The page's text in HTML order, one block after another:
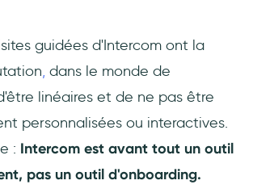
guidées d'Intercom ont la
, dans le monde de
linéaires et de ne pas être
personnalisées ou interactives.
: Intercom est avant tout un outil
pas un outil d'onboarding.